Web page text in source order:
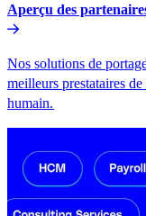
Aperçu des
Nos solutions de
meilleurs prestataires
humain.​​